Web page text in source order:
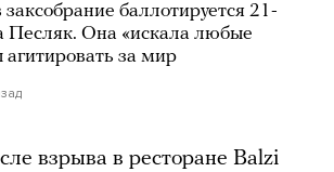
баллотируется 21-
Песляк. Она «искала любые
за мир
взрыва в ресторане Balzi